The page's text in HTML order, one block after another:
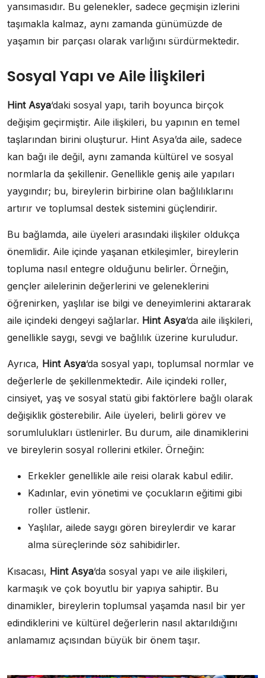
yansımasıdır. Bu gelenekler, sadece geçmişin izlerini
taşımakla kalmaz, aynı zamanda günümüzde de
yaşamın bir parçası olarak varlığını sürdürmektedir.
Sosyal Yapı ve Aile İlişkileri
Hint Asya‘daki sosyal yapı, tarih boyunca birçok
değişim geçirmiştir. Aile ilişkileri, bu yapının en temel
taşlarından birini oluşturur. Hint Asya’da aile, sadece
kan bağı ile değil, aynı zamanda kültürel ve sosyal
normlarla da şekillenir. Genellikle geniş aile yapıları
yaygındır; bu, bireylerin birbirine olan bağlılıklarını
artırır ve toplumsal destek sistemini güçlendirir.
Bu bağlamda, aile üyeleri arasındaki ilişkiler oldukça
önemlidir. Aile içinde yaşanan etkileşimler, bireylerin
topluma nasıl entegre olduğunu belirler. Örneğin,
gençler ailelerinin değerlerini ve geleneklerini
öğrenirken, yaşlılar ise bilgi ve deneyimlerini aktararak
aile içindeki dengeyi sağlarlar. Hint Asya‘da aile ilişkileri,
genellikle saygı, sevgi ve bağlılık üzerine kuruludur.
Ayrıca, Hint Asya‘da sosyal yapı, toplumsal normlar ve
değerlerle de şekillenmektedir. Aile içindeki roller,
cinsiyet, yaş ve sosyal statü gibi faktörlere bağlı olarak
değişiklik gösterebilir. Aile üyeleri, belirli görev ve
sorumlulukları üstlenirler. Bu durum, aile dinamiklerini
ve bireylerin sosyal rollerini etkiler. Örneğin:
Erkekler genellikle aile reisi olarak kabul edilir.
Kadınlar, evin yönetimi ve çocukların eğitimi gibi
roller üstlenir.
Yaşlılar, ailede saygı gören bireylerdir ve karar
alma süreçlerinde söz sahibidirler.
Kısacası, Hint Asya‘da sosyal yapı ve aile ilişkileri,
karmaşık ve çok boyutlu bir yapıya sahiptir. Bu
dinamikler, bireylerin toplumsal yaşamda nasıl bir yer
edindiklerini ve kültürel değerlerin nasıl aktarıldığını
anlamamız açısından büyük bir önem taşır.